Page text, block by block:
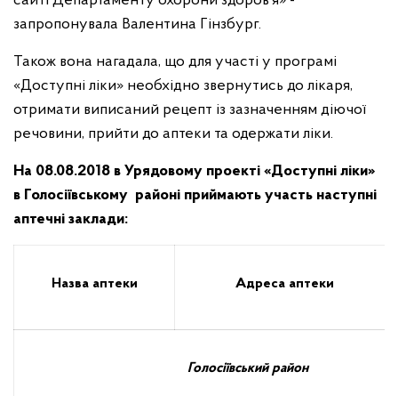
запропонувала Валентина Гінзбург.
Також вона нагадала, що для участі у програмі
«Доступні ліки» необхідно звернутись до лікаря,
отримати виписаний рецепт із зазначенням діючої
речовини, прийти до аптеки та одержати ліки.
На 08.08.2018 в Урядовому проекті «Доступні ліки»
в Голосіївському районі приймають участь наступні
аптечні заклади:
Назва аптеки Адреса аптеки
Голосіївський район